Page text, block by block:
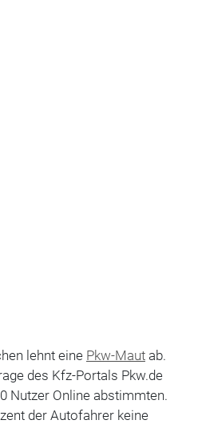
lehnt eine Pkw-Mautab.
des Kfz-Portals Pkw.de
Nutzer Online abstimmten.
der Autofahrer keine